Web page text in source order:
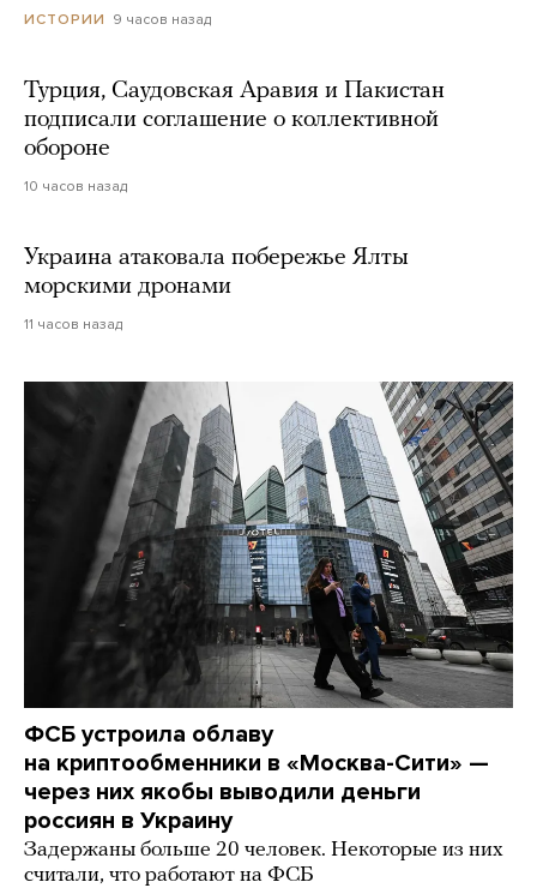
ИСТОРИИ 9 часов назад
Турция, Саудовская Аравия и Пакистан
подписали соглашение о коллективной
обороне
10 часов назад
Украина атаковала побережье Ялты
морскими дронами
11 часов назад
ФСБ устроила облаву
на криптообменники в «Москва-Сити» —
через них якобы выводили деньги
россиян в Украину
Задержаны больше 20 человек. Некоторые из них
считали, что работают на ФСБ